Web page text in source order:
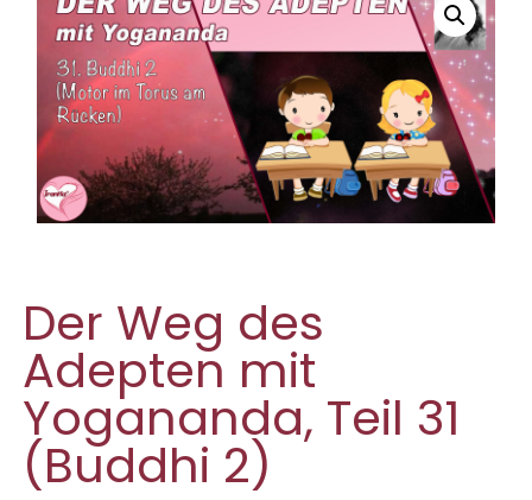
Der Weg des
Adepten mit
Yogananda, Teil 31
(Buddhi 2)